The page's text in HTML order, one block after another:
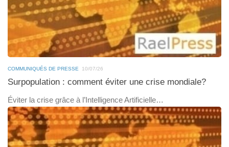
COMMUNIQUÉS DE PRESSE 10/07/26
Surpopulation : comment éviter une crise mondiale?
Éviter la crise grâce à l’Intelligence Artificielle…